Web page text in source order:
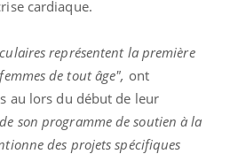
cardiaque.
représentent la première
de tout âge", ont
au lors du début de leur
son programme de soutien à la
des projets spécifiques